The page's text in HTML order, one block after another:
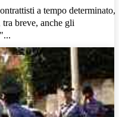
a tempo determinato,
tra breve, anche gli